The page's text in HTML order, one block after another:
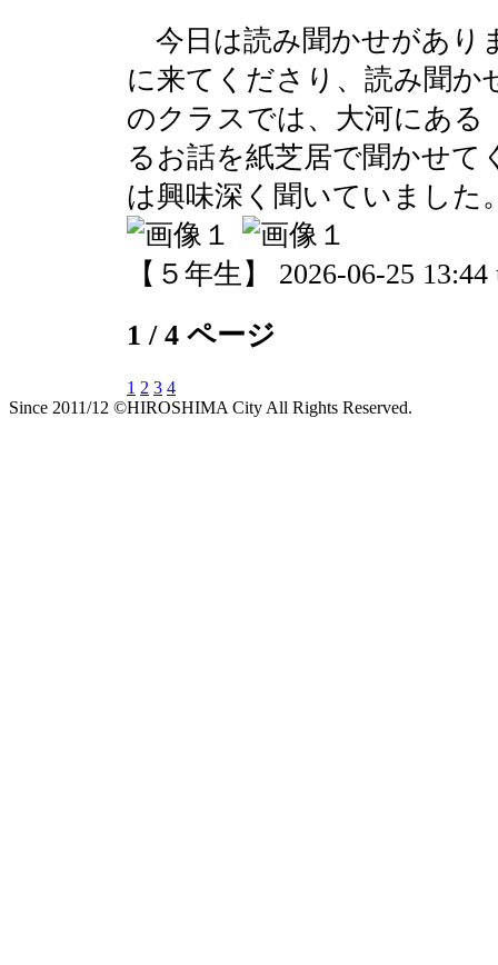
今日は読み聞かせがあり
に来てくださり、読み聞
のクラスでは、大河にある
るお話を紙芝居で聞かせ
は興味深く聞いていました
【５年生】 2026-06-25 13:44
1 / 4 ページ
1 2 3 4
Since 2011/12 ©HIROSHIMA City All Rights Reserved.